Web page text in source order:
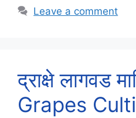
Leave a comment
द्राक्षे लागवड
Grapes